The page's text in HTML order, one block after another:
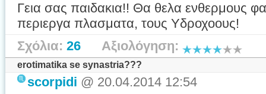
Γεια σας παιδακια!! Θα θελα ενθερμους
περιεργα πλασματα, τους Υδροχοους!
Σχόλια: 26 Αξιολόγηση:
erotimatika se synastria???
scorpidi @ 20.04.2014 12:54